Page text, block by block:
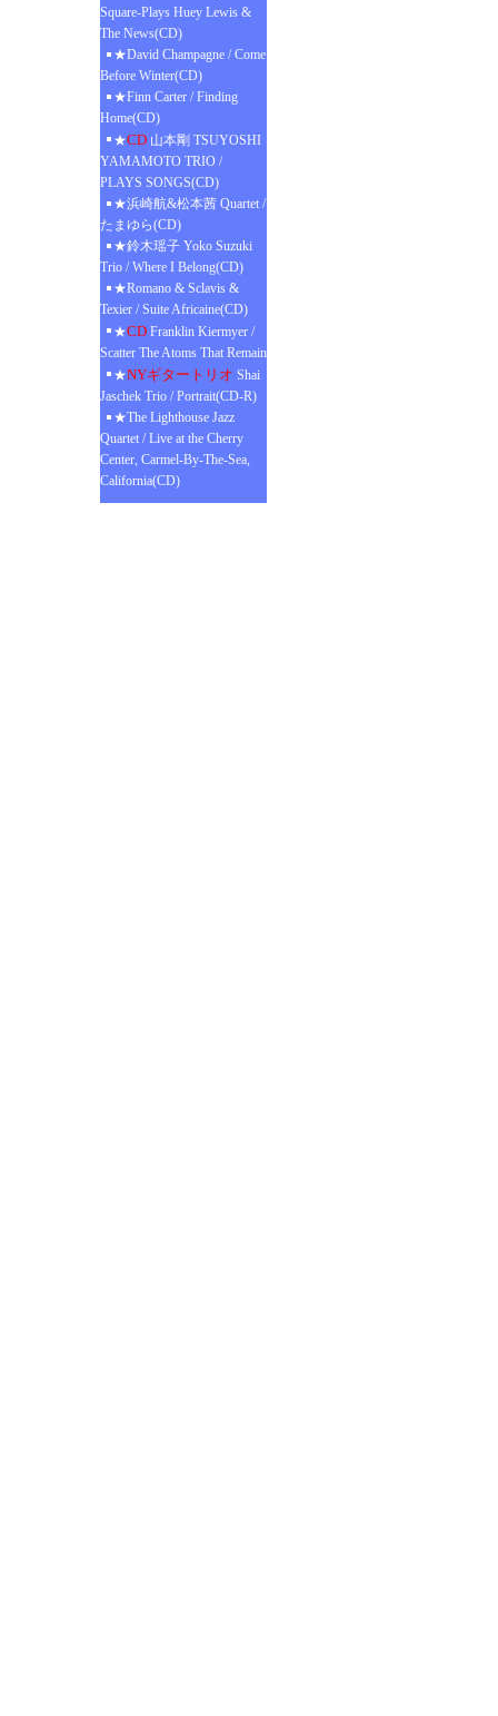
Square-Plays Huey Lewis &
The News(CD)
★David Champagne / Come
Before Winter(CD)
★Finn Carter / Finding
Home(CD)
★CD 山本剛 TSUYOSHI
YAMAMOTO TRIO /
PLAYS SONGS(CD)
★浜崎航&松本茜 Quartet /
たまゆら(CD)
★鈴木瑶子 Yoko Suzuki
Trio / Where I Belong(CD)
★Romano & Sclavis &
Texier / Suite Africaine(CD)
★CD Franklin Kiermyer /
Scatter The Atoms That Remain
★NYギタートリオ Shai
Jaschek Trio / Portrait(CD-R)
★The Lighthouse Jazz
Quartet / Live at the Cherry
Center, Carmel-By-The-Sea,
California(CD)